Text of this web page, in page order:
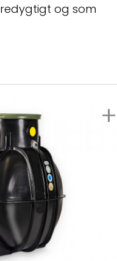
og som